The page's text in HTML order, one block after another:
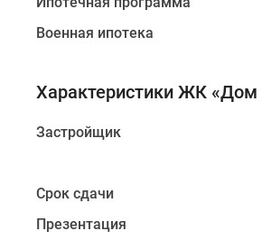
экология
сохраняется
благоприятном
Внешне
«Дом
Военная ипотека
Характеристики ЖК «Дом
Застройщик
Срок сдачи
Презентация